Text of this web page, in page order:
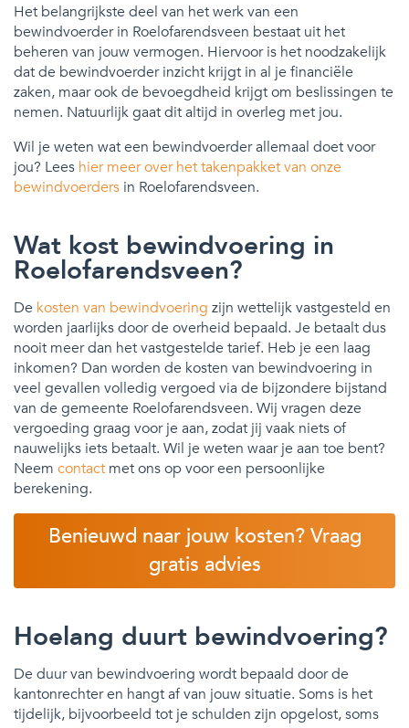
Het belangrijkste deel van het werk van een
bewindvoerder in Roelofarendsveen bestaat uit het
beheren van jouw vermogen. Hiervoor is het noodzakelijk
dat de bewindvoerder inzicht krijgt in al je financiële
zaken, maar ook de bevoegdheid krijgt om beslissingen te
nemen. Natuurlijk gaat dit altijd in overleg met jou.
Wil je weten wat een bewindvoerder allemaal doet voor
jou? Lees hier meer over het takenpakket van onze
bewindvoerders in Roelofarendsveen.
Wat kost bewindvoering in
Roelofarendsveen?
De kosten van bewindvoering zijn wettelijk vastgesteld en
worden jaarlijks door de overheid bepaald. Je betaalt dus
nooit meer dan het vastgestelde tarief. Heb je een laag
inkomen? Dan worden de kosten van bewindvoering in
veel gevallen volledig vergoed via de bijzondere bijstand
van de gemeente Roelofarendsveen. Wij vragen deze
vergoeding graag voor je aan, zodat jij vaak niets of
nauwelijks iets betaalt. Wil je weten waar je aan toe bent?
Neem contact met ons op voor een persoonlijke
berekening.
Benieuwd naar jouw kosten? Vraag
gratis advies
Hoelang duurt bewindvoering?
De duur van bewindvoering wordt bepaald door de
kantonrechter en hangt af van jouw situatie. Soms is het
tijdelijk, bijvoorbeeld tot je schulden zijn opgelost, soms